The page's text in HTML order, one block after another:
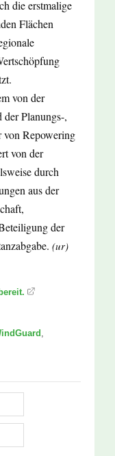
die erstmalige
Flächen
von der
Planungs-,
von Repowering
von der
durch
aus der
der
(ur)
,